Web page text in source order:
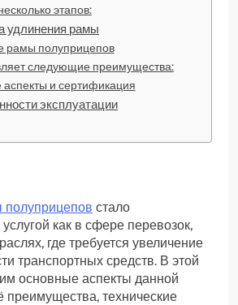
этапов:
удлинения рамы
рамы полуприцепов
следующие преимущества:
и сертификация
эксплуатации
стало
как в сфере перевозок,
где требуется увеличение
транспортных средств. В этой
основные аспекты данной
преимущества, технические